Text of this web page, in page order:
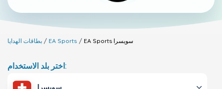
بطاقات الهدايا EA Sports EA Sports سويسرا
اختر بلد الاستخدام: